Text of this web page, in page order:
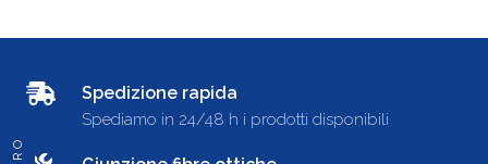
Spedizione rapida
Spediamo in 24/48 h i prodotti disponibili